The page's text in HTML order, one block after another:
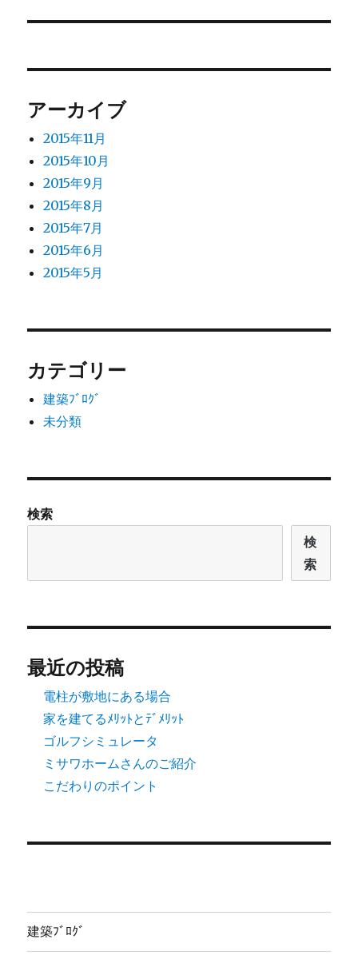
ー
ン
投
アーカイブ
2015年11月
2015年10月
2015年9月
2015年8月
2015年7月
2015年6月
2015年5月
カテゴリー
建築ﾌﾞﾛｸﾞ
未分類
検索
検
索
最近の投稿
電柱が敷地にある場合
家を建てるﾒﾘｯﾄとﾃﾞﾒﾘｯﾄ
ゴルフシミュレータ
ミサワホームさんのご紹介
こだわりのポイント
建築ﾌﾞﾛｸﾞ